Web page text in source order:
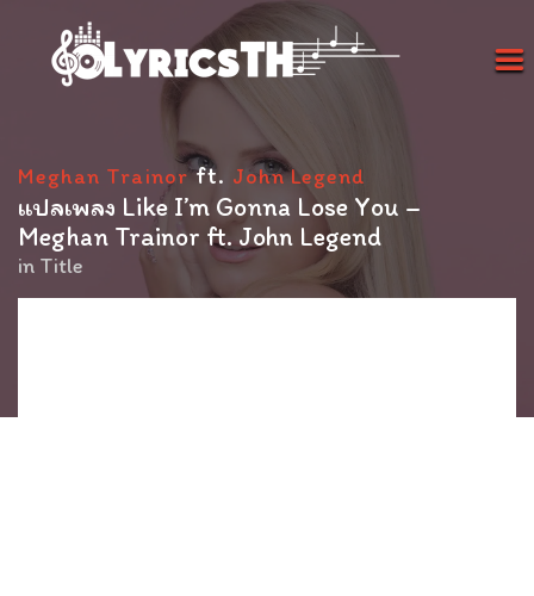
Meghan Trainorft. John Legend
แปลเพลง Like I’m Gonna Lose You –
Meghan Trainor ft. John Legend
in Title